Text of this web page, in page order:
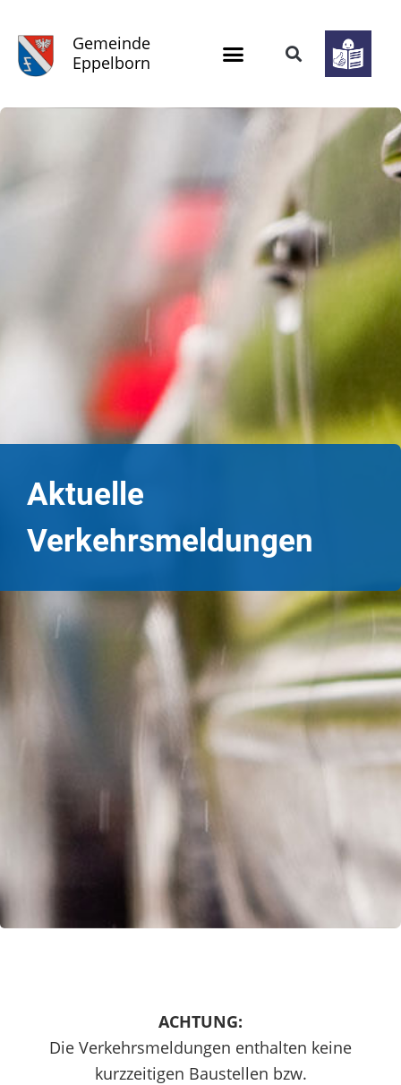
Gemeinde
Eppelborn
Aktuelle
Verkehrsmeldungen
ACHTUNG:
Die Verkehrsmeldungen enthalten keine
kurzzeitigen Baustellen bzw.